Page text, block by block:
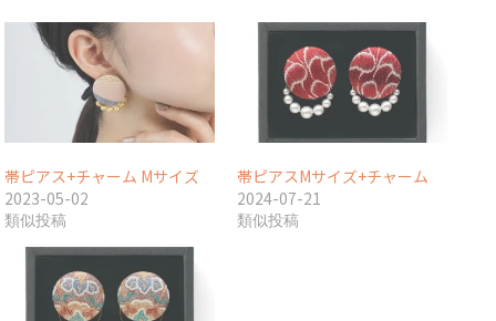
帯ピアス+チャーム Mサイズ
2023-05-02
類似投稿
帯ピアスMサイズ+チャーム
2024-07-21
類似投稿